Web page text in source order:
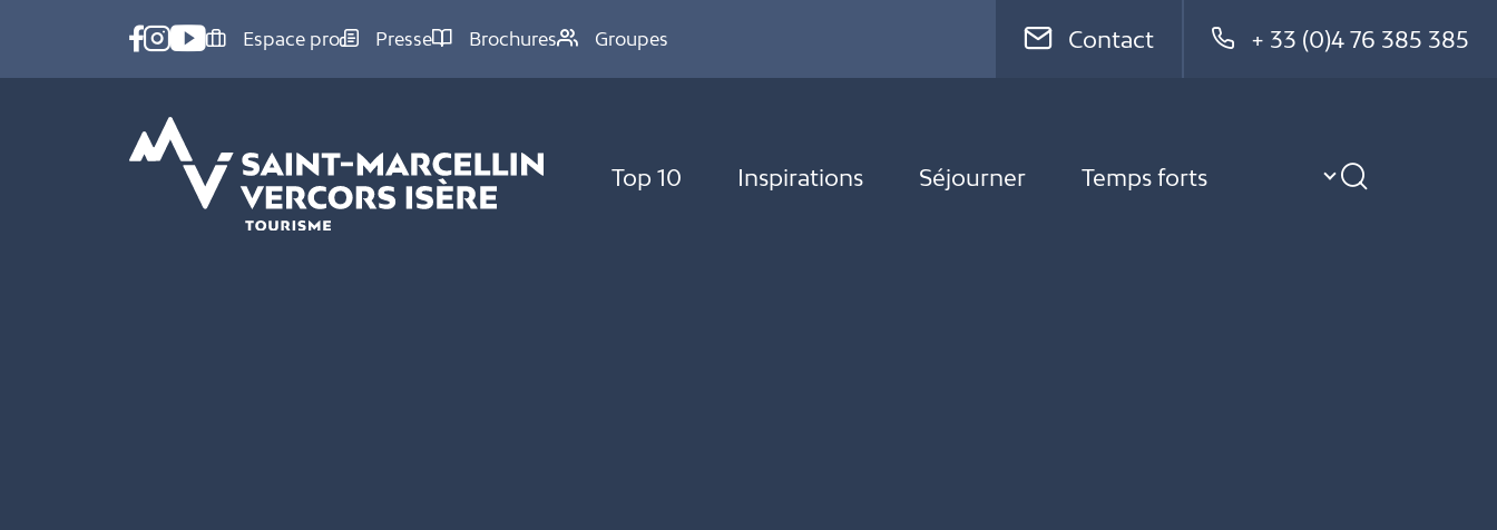
Espace pro Presse Brochures Groupes Contact + 33 (0)4 76 385 385
Top 10 Inspirations Séjourner Temps forts